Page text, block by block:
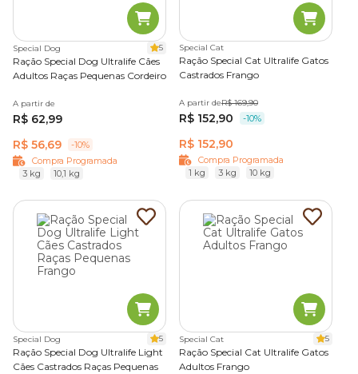
Special Dog 5
Ração Special Dog Ultralife Cães
Adultos Raças Pequenas Cordeiro
A partir de
R$ 62,99
R$ 56,69
-10%
Compra Programada
3 kg
10,1 kg
Special Cat
Ração Special Cat Ultralife Gatos
Castrados Frango
A partir deR$ 169,90
R$ 152,90 -10%
R$ 152,90
Compra Programada
1 kg
3 kg 10 kg
Special Dog 5
Ração Special Dog Ultralife Light
Cães Castrados Raças Pequenas
Special Cat 5
Ração Special Cat Ultralife Gatos
Adultos Frango